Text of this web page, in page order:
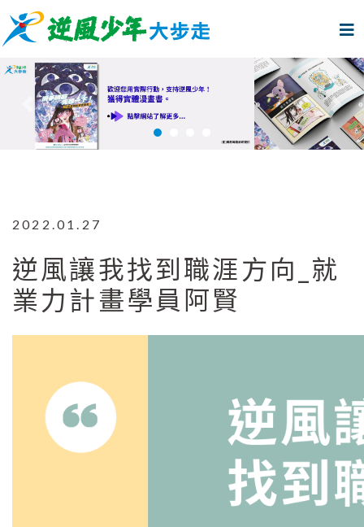
上一個 下
2022.01.27
逆風讓我找到職涯方向_就
業力計畫學員阿賢